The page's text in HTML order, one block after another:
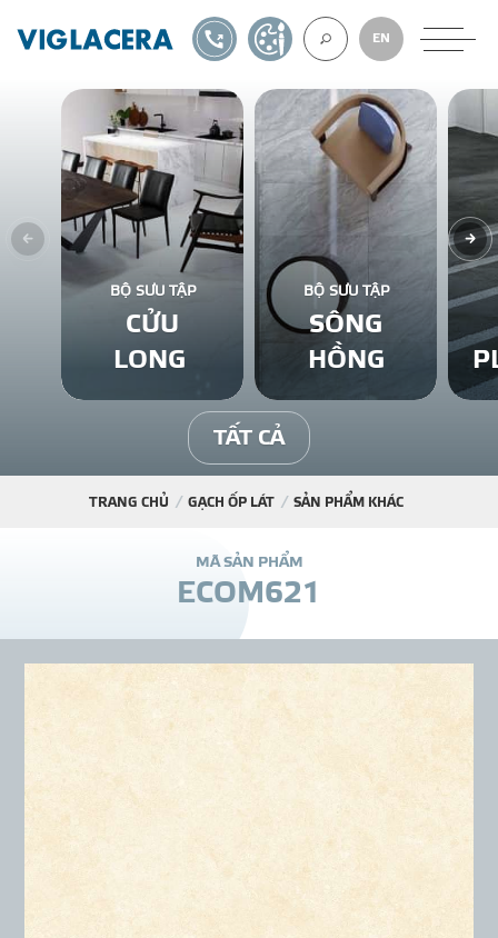
VỀ CHÚNG
GẠCH ỐP LÁT
BÊ TÔNG KHÍ
NGÓI LỢP
THƯ
TIN SỰ KIỆN
EN
1900561582TỰ THIẾT KẾ
BỘ SƯU TẬP
CỬU
LONG
BỘ SƯU TẬP
SÔNG
HỒNG
TẤT CẢ
TRANG CHỦ GẠCH ỐP LÁT SẢN PHẨM KHÁC
MÃ SẢN PHẨM
ECOM621